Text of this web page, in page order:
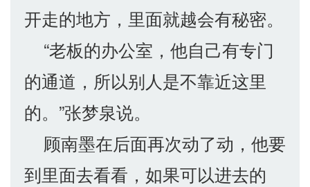
开走的地方，里面就越会有秘密。
“老板的办公室，他自己有专门
的通道，所以别人是不靠近这里
的。”张梦泉说。
顾南墨在后面再次动了动，他要
到里面去看看，如果可以进去的